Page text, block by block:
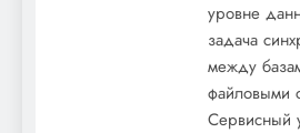
Михалков — биография,
уровне
задача
между
файловыми
Сервисный